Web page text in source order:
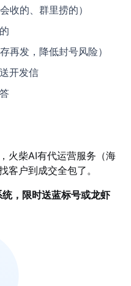
收的、群里捞的）
再发，降低封号风险）
开发信
火柴AI有代运营服务（海
客户到成交全包了。
，限时送蓝标号或龙虾